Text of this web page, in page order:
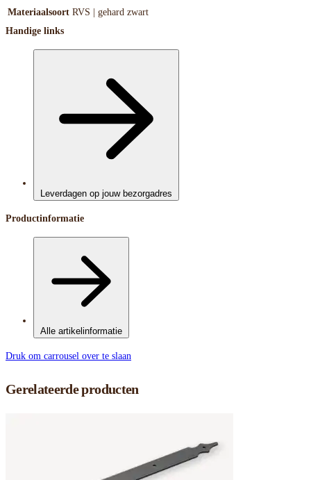
Materiaalsoort RVS | gehard zwart
Handige links
Leverdagen op jouw bezorgadres
Productinformatie
Alle artikelinformatie
Druk om carrousel over te slaan
Gerelateerde producten